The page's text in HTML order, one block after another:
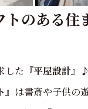
のある住
した 『平屋設計』 ♪
は書斎や子供の